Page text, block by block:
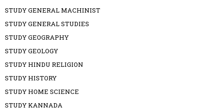
STUDY GENERAL MACHINIST
STUDY GENERAL STUDIES
STUDY GEOGRAPHY
STUDY GEOLOGY
STUDY HINDU RELIGION
STUDY HISTORY
STUDY HOME SCIENCE
STUDY KANNADA